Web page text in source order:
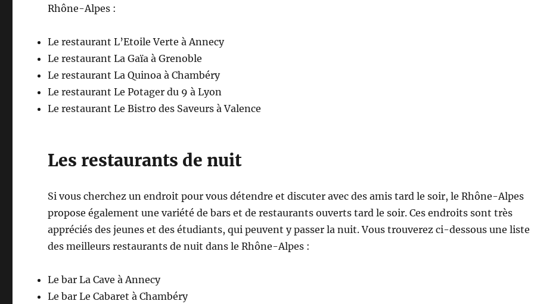
Rhône-Alpes :
Le restaurant L’Etoile Verte à Annecy
Le restaurant La Gaïa à Grenoble
Le restaurant La Quinoa à Chambéry
Le restaurant Le Potager du 9 à Lyon
Le restaurant Le Bistro des Saveurs à Valence
Les restaurants de nuit
Si vous cherchez un endroit pour vous détendre et discuter avec des amis tard le soir, le Rhône-Alpes
propose également une variété de bars et de restaurants ouverts tard le soir. Ces endroits sont très
appréciés des jeunes et des étudiants, qui peuvent y passer la nuit. Vous trouverez ci-dessous une liste
des meilleurs restaurants de nuit dans le Rhône-Alpes :
Le bar La Cave à Annecy
Le bar Le Cabaret à Chambéry